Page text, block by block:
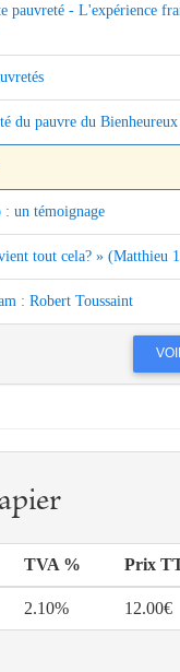
pauvreté - L'expérience
du pauvre du
un témoignage
tout cela? » (Matthieu
: Robert Toussaint
TVA % Prix
2.10% 12.00€